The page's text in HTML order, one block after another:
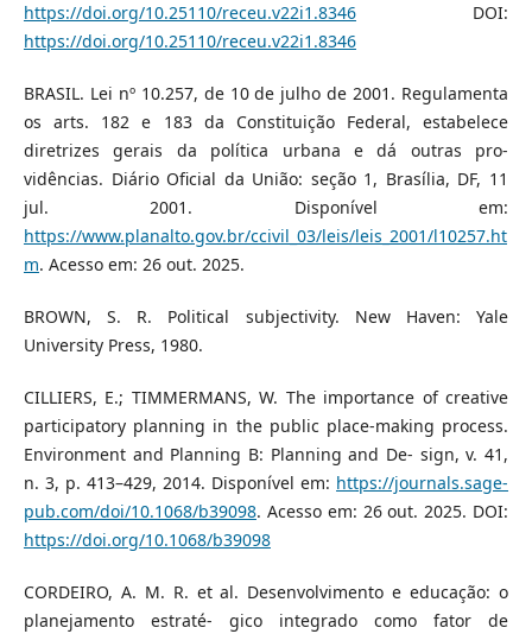
https://doi.org/10.25110/receu.v22i1.8346DOI:
https://doi.org/10.25110/receu.v22i1.8346
BRASIL. Lei nº 10.257, de 10 de julho de 2001. Regulamenta
os arts. 182 e 183 da Constituição Federal, estabelece
diretrizes gerais da política urbana e dá outras pro-
vidências. Diário Oficial da União: seção 1, Brasília, DF, 11
jul. 2001. Disponível em:
https://www.planalto.gov.br/ccivil_03/leis/leis_2001/l10257.ht
m. Acesso em: 26 out. 2025.
BROWN, S. R. Political subjectivity. New Haven: Yale
University Press, 1980.
CILLIERS, E.; TIMMERMANS, W. The importance of creative
participatory planning in the public place-making process.
Environment and Planning B: Planning and De- sign, v. 41,
n. 3, p. 413–429, 2014. Disponível em: https://journals.sage-
pub.com/doi/10.1068/b39098. Acesso em: 26 out. 2025. DOI:
https://doi.org/10.1068/b39098
CORDEIRO, A. M. R. et al. Desenvolvimento e educação: o
planejamento estraté- gico integrado como fator de